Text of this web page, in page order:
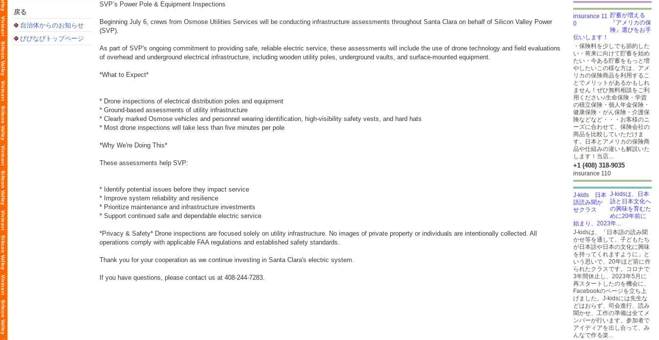
戻る
自治体からのお知らせ
びびなびトップページ
SVP’s Power Pole & Equipment Inspections
Beginning July 6, crews from Osmose Utilities Services will be conducting infrastructure assessments throughout Santa Clara on behalf of Silicon Valley Power
(SVP).
As part of SVP's ongoing commitment to providing safe, reliable electric service, these assessments will include the use of drone technology and field evaluations
of overhead and underground electrical infrastructure, including wooden utility poles, underground vaults, and surface-mounted equipment.
*What to Expect*
* Drone inspections of electrical distribution poles and equipment
* Ground-based assessments of utility infrastructure
* Clearly marked Osmose vehicles and personnel wearing identification, high-visibility safety vests, and hard hats
* Most drone inspections will take less than five minutes per pole
*Why We're Doing This*
These assessments help SVP:
* Identify potential issues before they impact service
* Improve system reliability and resilience
* Prioritize maintenance and infrastructure investments
* Support continued safe and dependable electric service
*Privacy & Safety* Drone inspections are focused solely on utility infrastructure. No images of private property or individuals are intentionally collected. All
operations comply with applicable FAA regulations and established safety standards.
Thank you for your cooperation as we continue investing in Santa Clara's electric system.
If you have questions, please contact us at 408-244-7283.
貯蓄が増える
『アメリカの保
険』選びをお手
伝いします！
・保険料を少しでも節約した
い・将来に向けて貯蓄を始め
たい・今ある貯蓄をもっと増
やしたいこの様な方は、アメ
リカの保険商品を利用するこ
とでメリットがあるかもしれ
ません！ぜひ無料相談をご利
用ください♪生命保険・学資
の積立保険・個人年金保険・
健康保険・がん保険・介護保
険などなど・・・お客様のニ
ーズに合わせて、保険会社の
商品を比較していただけま
す。日本とアメリカの保険商
品や仕組みの違いも解説いた
します！当店...
+1 (408) 318-9035
insurance 110
J-kidsは、日本
語と日本文化へ
の興味を育むた
めに20年前に
始まり、2023年...
J-kidsは、「日本語の読み聞
かせ等を通して、子どもたち
が日本語や日本の文化に興味
を持ってくれますように」と
いう思いで、20年ほど前に作
られたクラスです。コロナで
3年間休止し、2023年5月に
再スタートしたのを機会に、
Facebookのページを立ち上
げました。J-kidsには先生な
どはおらず、司会進行、読み
聞かせ、工作の準備は全てメ
ンバーが行います。参加者で
アイディアを出し合って、み
んなで作る楽...